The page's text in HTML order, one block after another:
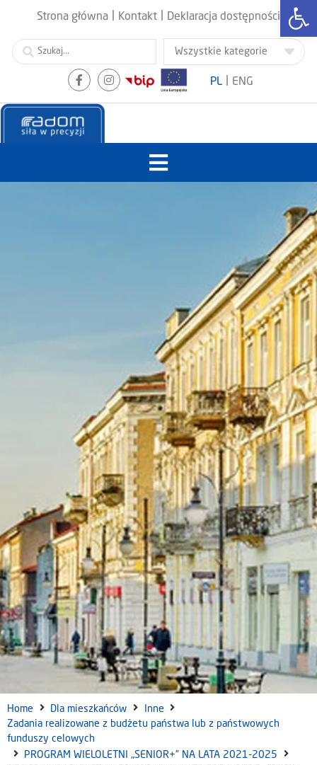
Strona główna Kontakt Deklaracja dostępności
PL ENG
Home Dla mieszkańców
Inne
Zadania realizowane z budżetu państwa lub z państwowych
funduszy celowych
PROGRAM WIELOLETNI „SENIOR+” NA LATA 2021-2025